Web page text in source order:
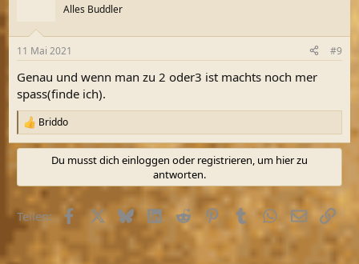
e
:
Alles Buddler
11 Mai 2021 #9
Genau und wenn man zu 2 oder3 ist machts noch mer
spass(finde ich).
R
e
a
i
o
n
e
Briddo
Du musst dich einloggen oder registrieren, um hier zu
antworten.
Teilen: Facebook
X (Twitter)
BlueskyLinkedIn
Reddit PinterestTumblrWhatsApp
E-MailLink